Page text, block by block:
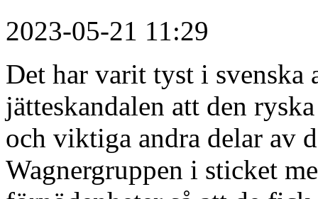
2023-05-21 11:29
Det har varit tyst i svenska
jätteskandalen att den
och viktiga andra delar av
Wagnergruppen i sticket